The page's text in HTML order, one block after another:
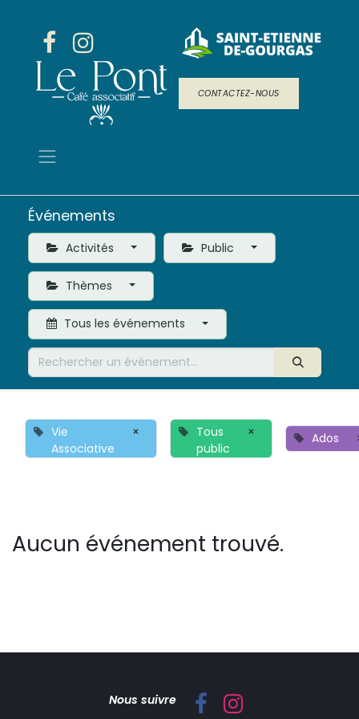
CONTACTEZ-NOUS
Événements
Activités Public
Thèmes
Tous les événements
Vie
Associative
×
Tous
public
× Ados
Aucun événement trouvé.
Nous suivre